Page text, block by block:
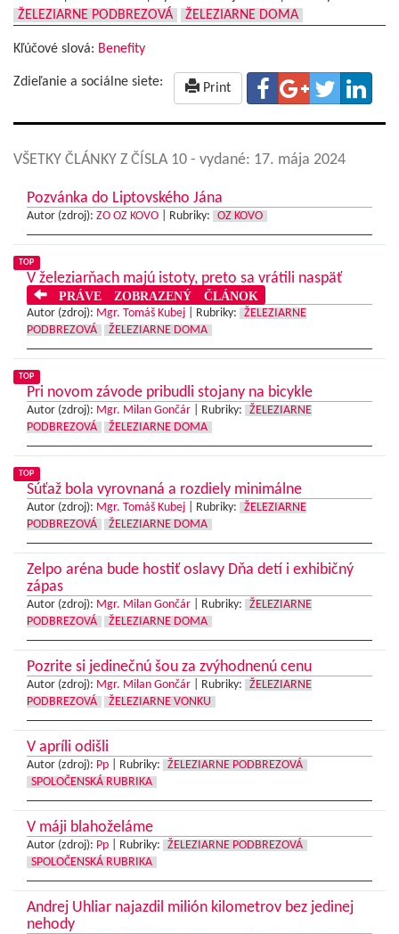
ŽELEZIARNE PODBREZOVÁ
ŽELEZIARNE DOMA
Kľúčové slová: Benefity
Zdieľanie a sociálne siete: Print
VŠETKY ČLÁNKY Z ČÍSLA 10 - vydané: 17. mája 2024
Pozvánka do Liptovského Jána
Autor (zdroj): ZO OZ KOVO Rubriky: OZ KOVO
TOP
V železiarňach majú istoty, preto sa vrátili naspäť
PRÁVE ZOBRAZENÝ ČLÁNOK
Autor (zdroj): Mgr. Tomáš Kubej Rubriky:
ŽELEZIARNE
PODBREZOVÁ
ŽELEZIARNE DOMA
TOP
Pri novom závode pribudli stojany na bicykle
Autor (zdroj): Mgr. Milan Gončár Rubriky:
ŽELEZIARNE
PODBREZOVÁ
ŽELEZIARNE DOMA
TOP
Súťaž bola vyrovnaná a rozdiely minimálne
Autor (zdroj): Mgr. Tomáš Kubej Rubriky:
ŽELEZIARNE
PODBREZOVÁ
ŽELEZIARNE DOMA
Zelpo aréna bude hostiť oslavy Dňa detí i exhibičný
zápas
Autor (zdroj): Mgr. Milan Gončár Rubriky:
ŽELEZIARNE
PODBREZOVÁ
ŽELEZIARNE DOMA
Pozrite si jedinečnú šou za zvýhodnenú cenu
Autor (zdroj): Mgr. Milan Gončár Rubriky:
ŽELEZIARNE
PODBREZOVÁ
ŽELEZIARNE VONKU
V apríli odišli
Autor (zdroj): Pp Rubriky:
ŽELEZIARNE PODBREZOVÁ
SPOLOČENSKÁ RUBRIKA
V máji blahoželáme
Autor (zdroj): Pp Rubriky:
ŽELEZIARNE PODBREZOVÁ
SPOLOČENSKÁ RUBRIKA
Andrej Uhliar najazdil milión kilometrov bez jedinej
nehody